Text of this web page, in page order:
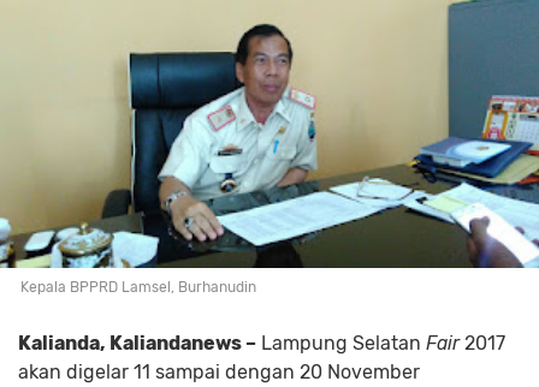
Kepala BPPRD Lamsel, Burhanudin
Kalianda, Kaliandanews – Lampung Selatan Fair2017
akan digelar 11 sampai dengan 20 November